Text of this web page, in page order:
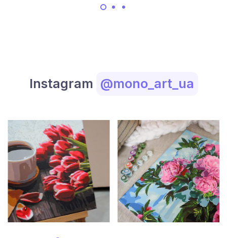
Instagram @mono_art_ua